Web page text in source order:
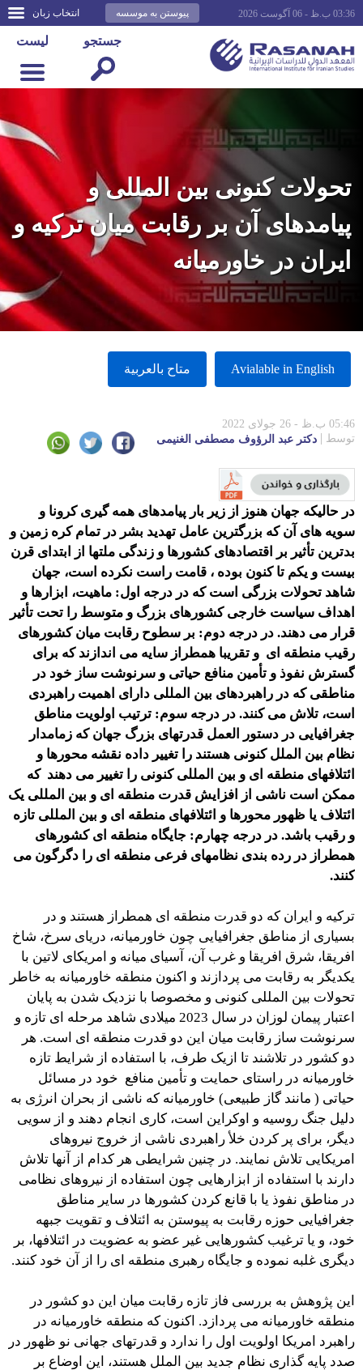
انتخاب زبان پیوستن به موسسه 03:36 ب.ظ - 06 آگوست 2026
لیست جستجو
تحولات کنونی بین المللی و
پیامدهای آن بر رقابت میان ترکیه و
ایران در خاورمیانه
Avialable in English متاح بالعربية
05:46 ب.ظ - 26 جولای 2022
توسط
دكتر عبد الرؤوف مصطفی الغنیمی
در حالیکه جهان هنوز از زیر بار پیامدهای همه گیری کرونا و
سویه های آن که بزرگترین عامل تهدید بشر در تمام کره زمین و
بدترین تأثیر بر اقتصادهای کشورها و زندگی ملتها از ابتدای قرن
بیست و یکم تا کنون بوده ، قامت راست نکرده است، جهان
شاهد تحولات بزرگی است که در درجه اول: ماهیت، ابزارها و
اهداف سیاست خارجی کشورهای بزرگ و متوسط را تحت تأثیر
قرار می دهند. در درجه دوم: بر سطوح رقابت میان کشورهای
رقیب منطقه ای و تقریبا همطراز سایه می اندازند که برای
گسترش نفوذ و تأمین منافع حیاتی و سرنوشت ساز خود در
مناطقی که در راهبردهای بین المللی دارای اهمیت راهبردی
است، تلاش می کنند. در درجه سوم: ترتیب اولویت مناطق
جغرافیایی در دستور العمل قدرتهای بزرگ جهان که زمامدار
نظام بین الملل کنونی هستند را تغییر داده نقشه محورها و
ائتلافهای منطقه ای و بین المللی کنونی را تغییر می دهند که
ممکن است ناشی از افزایش قدرت منطقه ای و بین المللی یک
ائتلاف یا ظهور محورها و ائتلافهای منطقه ای و بین المللی تازه
و رقیب باشد. در درجه چهارم: جایگاه منطقه ای کشورهای
همطراز در رده بندی نظامهای فرعی منطقه ای را دگرگون می
كنند.
ترکیه و ایران که دو قدرت منطقه ای همطراز هستند و در
بسیاری از مناطق جغرافیایی چون خاورمیانه، دریای سرخ، شاخ
افریقا، شرق افریقا و غرب آن، آسیای میانه و امریکای لاتین با
یکدیگر به رقابت می پردازند و اکنون منطقه خاورمیانه به خاطر
تحولات بین المللی کنونی و مخصوصا با نزدیک شدن به پایان
اعتبار پیمان لوزان در سال 2023 میلادی شاهد مرحله ای تازه و
سرنوشت ساز رقابت میان این دو قدرت منطقه ای است. هر
دو کشور در تلاشند تا ازیک طرف، با استفاده از شرایط تازه
خاورمیانه در راستای حمایت و تأمین منافع خود در مسائل
حیاتی ( مانند گاز طبیعی) خاورمیانه که ناشی از بحران انرژی به
دلیل جنگ روسیه و اوکراین است، کاری انجام دهند و از سویی
دیگر، برای پر کردن خلأ راهبردی ناشی از خروج نیروهای
امریکایی تلاش نمایند. در چنین شرایطی هر کدام از آنها تلاش
دارند با استفاده از ابزارهایی چون استفاده از نیروهای نظامی
در مناطق نفوذ یا با قانع کردن کشورها در سایر مناطق
جغرافیایی حوزه رقابت به پیوستن به ائتلاف و تقویت جبهه
خود، و یا ترغیب کشورهایی غیر عضو به عضویت در ائتلافها، بر
دیگری غلبه نموده و جایگاه رهبری منطقه ای را از آن خود کنند.
این پژوهش به بررسی فاز تازه رقابت میان این دو کشور در
منطقه خاورمیانه می پردازد. اکنون که منطقه خاورمیانه در
راهبرد امریکا اولویت اول را ندارد و قدرتهای جهانی نو ظهور در
صدد پایه گذاری نظام جدید بین الملل هستند، این اوضاع بر